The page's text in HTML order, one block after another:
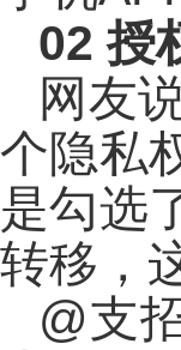
02授
网友
个隐私
是勾选
转移，
@支